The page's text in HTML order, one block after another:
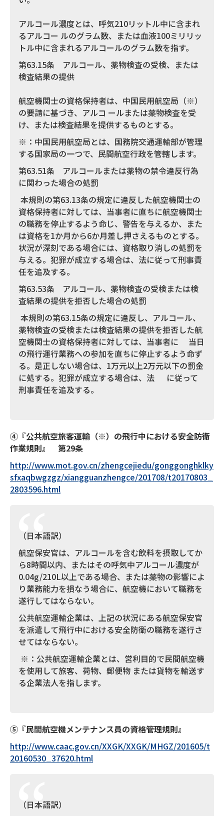
アルコール濃度とは、呼気210リットル中に含まれ
るアルコー ルのグラム数、または血液100ミリリッ
トル中に含まれるアルコールのグラム数を指す。
第63.15条 アルコール、薬物検査の受検、または
検査結果の提供
航空機関士の資格保持者は、中国民用航空局（※）
の要請に基づき、アルコ ールまたは薬物検査を受
け、または検査結果を提供するものとする。
※：中国民用航空局とは、国務院交通運輸部が管理
する国家局の一つで、民間航空行政を管轄します。
第63.51条 アルコールまたは薬物の禁令違反行為
に関わった場合の処罰
本規則の第63.13条の規定に違反した航空機関士の
資格保持者に対しては、当事者に直ちに航空機関士
の職務を停止するよう命じ、警告を与えるか、また
は資格を1か月から6か月差し押さえるものとする。
状況が深刻である場合には、資格取り消しの処罰を
与える。犯罪が成立する場合は、法に従って刑事責
任を追及する。
第63.53条 アルコール、薬物検査の受検または検
査結果の提供を拒否した場合の処罰
本規則の第63.15条の規定に違反し、アルコール、
薬物検査の受検または検査結果の提供を拒否した航
空機関士の資格保持者に対しては、当事者に 当日
の飛行運行業務への参加を直ちに停止するよう命ず
る。是正しない場合は、1万元以上2万元以下の罰金
に処する。犯罪が成立する場合は、法 に従って
刑事責任を追及する。
④ 『公共航空旅客運輸（※）の飛行中における安全防衛
作業規則』 第29条
http://www.mot.gov.cn/zhengcejiedu/gonggonghklky
sfxaqbwgzgz/xiangguanzhengce/201708/t20170803_
2803596.html
（日本語訳）
航空保安官は、アルコールを含む飲料を摂取してか
ら8時間以内、またはその呼気中アルコール濃度が
0.04g/210L以上である場合、または薬物の影響によ
り業務能力を損なう場合に、航空機において職務を
遂行してはならない。
公共航空運輸企業は、上記の状況にある航空保安官
を派遣して飛行中における安全防衛の職務を遂行さ
せてはならない。
※：公共航空運輸企業とは、営利目的で民間航空機
を使用して旅客、荷物、郵便物 または貨物を輸送す
る企業法人を指します。
⑤ 『民間航空機メンテナンス員の資格管理規則』
http://www.caac.gov.cn/XXGK/XXGK/MHGZ/201605/t
20160530_37620.html
（日本語訳）